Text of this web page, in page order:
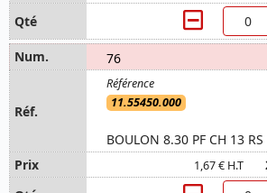
76
11.55450.000
BOULON 8.30 PF CH 13 RS
1,67 € H.T